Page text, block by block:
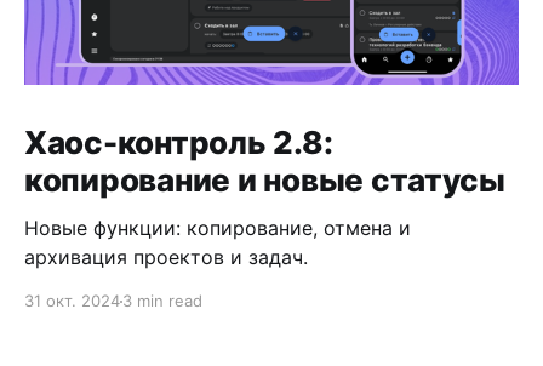
Хаос-контроль 2.8:
копирование и новые статусы
Новые функции: копирование, отмена и
архивация проектов и задач.
31 окт. 20243 min read